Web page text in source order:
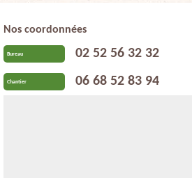
Nos coordonnées
Bureau 02 52 56 32 32
Chantier 06 68 52 83 94